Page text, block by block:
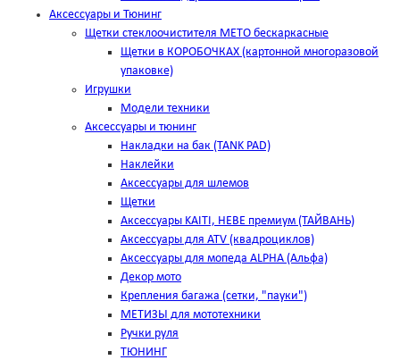
Аксессуары и Тюнинг
Щетки стеклоочистителя METO бескаркасные
Щетки в КОРОБОЧКАХ (картонной многоразовой
упаковке)
Игрушки
Модели техники
Аксессуары и тюнинг
Накладки на бак (TANK PAD)
Наклейки
Аксессуары для шлемов
Щетки
Аксессуары KAITI, HEBE премиум (ТАЙВАНЬ)
Аксессуары для ATV (квадроциклов)
Аксессуары для мопеда ALPHA (Альфа)
Декор мото
Крепления багажа (сетки, "пауки")
МЕТИЗЫ для мототехники
Ручки руля
ТЮНИНГ